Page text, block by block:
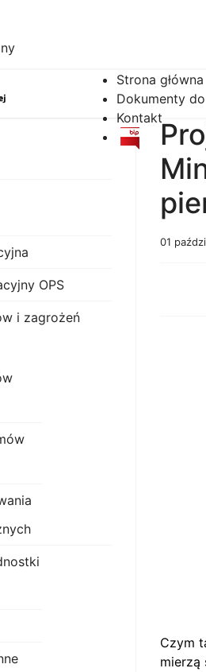
Strona główna
Dokumenty
Kontakt
OPS
i zagrożeń
01
Czym
mierzą